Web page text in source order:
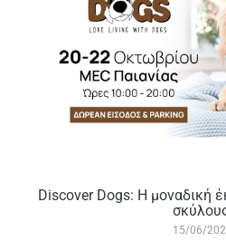
Discover Dogs: Η μοναδική
15/06/